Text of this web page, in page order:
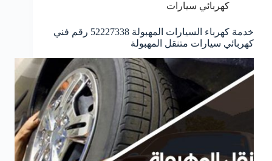
كهربائي سيارات
خدمة كهرباء السيارات المهبولة 52227338 رقم فني
كهربائي سيارات متنقل المهبولة